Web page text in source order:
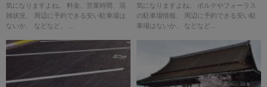
気になりますよね。 料金、営業時間、混
雑状況、 周辺に予約できる安い駐車場は
ないか、 などなど。 ...
気になりますよね。 ポルテやフォーラス
の駐車場情報、 周辺に予約できる安い駐
車場はないか、 などなど...